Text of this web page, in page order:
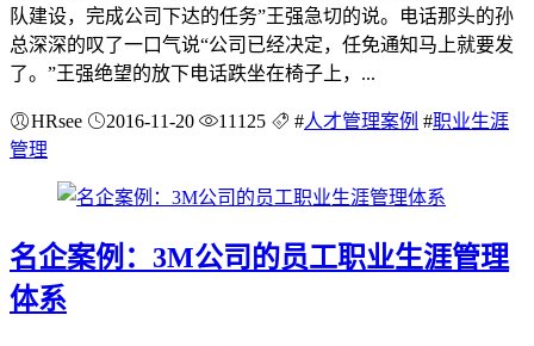
队建设，完成公司下达的任务”王强急切的说。电话那头的孙
总深深的叹了一口气说“公司已经决定，任免通知马上就要发
了。”王强绝望的放下电话跌坐在椅子上，...
HRsee 2016-11-20 11125 #人才管理案例 #职业生涯
管理
名企案例：3M公司的员工职业生涯管理
体系